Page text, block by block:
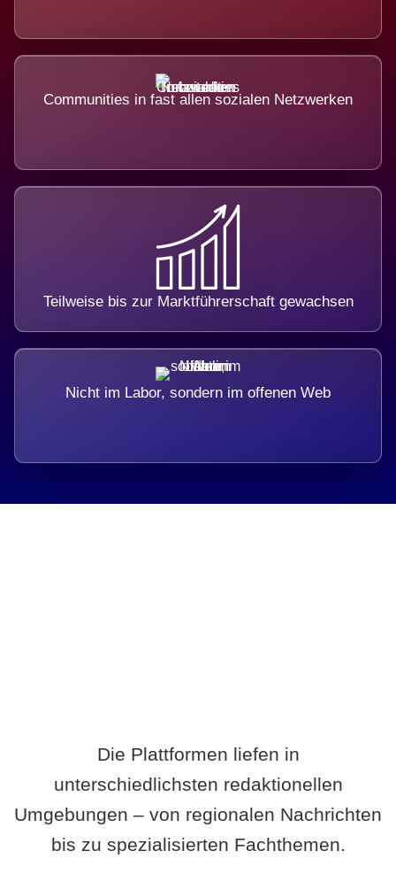
Communities in fast allen sozialen Netzwerken
Teilweise bis zur Marktführerschaft gewachsen
Nicht im Labor, sondern im offenen Web
Die Plattformen liefen in
unterschiedlichsten redaktionellen
Umgebungen – von regionalen Nachrichten
bis zu spezialisierten Fachthemen.